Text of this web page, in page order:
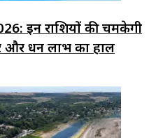
इन राशियों की चमकेगी
और धन लाभ का हाल